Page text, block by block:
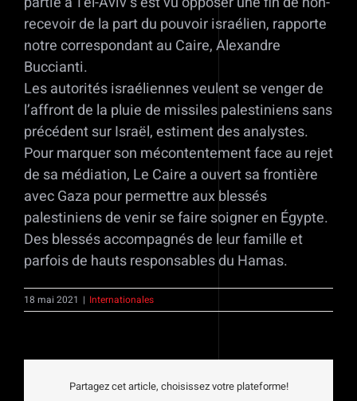
recevoir de la part du pouvoir israélien, rapporte
notre correspondant au Caire, Alexandre
Buccianti.
Les autorités israéliennes veulent se venger de
l’affront de la pluie de missiles palestiniens sans
précédent sur Israël, estiment des analystes.
Pour marquer son mécontentement face au rejet
de sa médiation, Le Caire a ouvert sa frontière
avec Gaza pour permettre aux blessés
palestiniens de venir se faire soigner en Égypte.
Des blessés accompagnés de leur famille et
parfois de hauts responsables du Hamas.
18 mai 2021 | Internationales
Partagez cet article, choisissez votre plateforme!